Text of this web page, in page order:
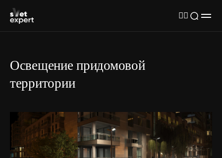
Освещение придомовой
территории